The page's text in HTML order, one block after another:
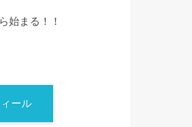
始まる！！
ール